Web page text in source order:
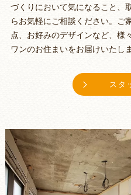
づくりにおいて気になること、
らお気軽にご相談ください。ご
点、お好みのデザインなど、様
ワンのお住まいをお届けいたしま
スタ